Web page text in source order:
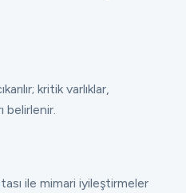
kritik varlıklar,
belirlenir.
ile mimari iyileştirmeler